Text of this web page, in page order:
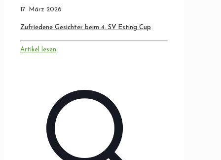
17. März 2026
Zufriedene Gesichter beim 4. SV Esting Cup
Artikel lesen